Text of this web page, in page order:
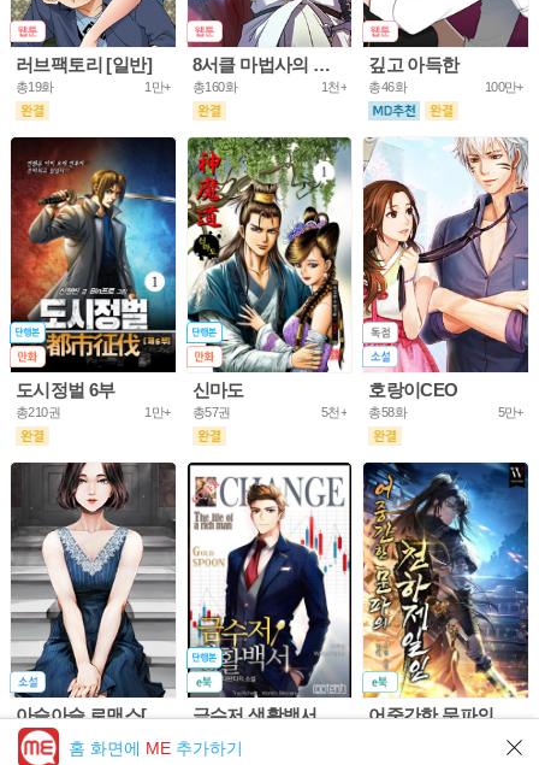
러브팩토리 [일반]
총19화 1만+
8서클 마법사의 환생
총160화 1천+
깊고 아득한
총46화 100만+
도시정벌 6부
총210권 1만+
신마도
총57권 5천+
호랑이CEO
총58화 5만+
아슬아슬 로맨스[개정판]
총61화
금수저 생활백서 어중간한 문파의 천하제일인
5만+
홈 화면에 ME 추가하기